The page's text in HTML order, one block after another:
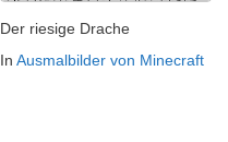
Der riesige Drache
In Ausmalbilder von Minecraft